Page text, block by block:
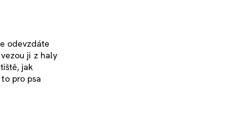
odevzdáte
ji z haly
jak
pro psa